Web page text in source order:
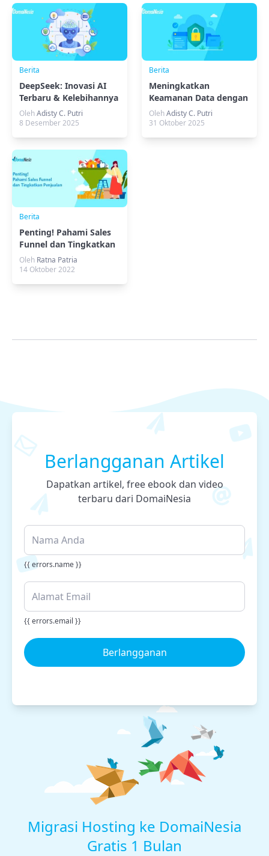
Berita
DeepSeek: Inovasi AI
Terbaru & Kelebihannya
OlehAdisty C. Putri
8 Desember 2025
Berita
Meningkatkan
Keamanan Data dengan
Cloud Governance
OlehAdisty C. Putri
31 Oktober 2025
Berita
Penting! Pahami Sales
Funnel dan Tingkatkan
Penjualan
Oleh Ratna Patria
14 Oktober 2022
Berlangganan Artikel
Dapatkan artikel, free ebook dan video
terbaru dari DomaiNesia
{{ errors.name }}
{{ errors.email }}
Berlangganan
Migrasi Hosting ke DomaiNesia
Gratis 1 Bulan